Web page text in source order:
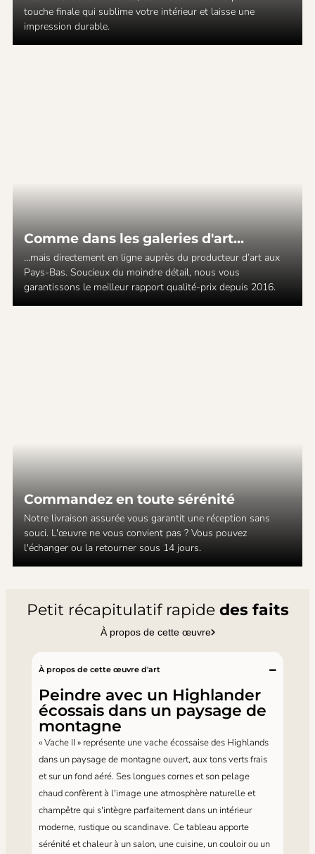
touche finale qui sublime votre intérieur et laisse une
impression durable.
Comme dans les galeries d'art...
…mais directement en ligne auprès du producteur d’art aux
Pays-Bas. Soucieux du moindre détail, nous vous
garantissons le meilleur rapport qualité-prix depuis 2016.
Commandez en toute sérénité
Notre livraison assurée vous garantit une réception sans
souci. L'œuvre ne vous convient pas ? Vous pouvez
l'échanger ou la retourner sous 14 jours.
Petit récapitulatif rapide des faits
À propos de cette œuvre
À propos de cette œuvre d'art
Peindre avec un Highlander
écossais dans un paysage de
montagne
« Vache II » représente une vache écossaise des Highlands
dans un paysage de montagne ouvert, aux tons verts frais
et sur un fond aéré. Ses longues cornes et son pelage
chaud confèrent à l'image une atmosphère naturelle et
champêtre qui s'intègre parfaitement dans un intérieur
moderne, rustique ou scandinave. Ce tableau apporte
sérénité et chaleur à un salon, une cuisine, un couloir ou un